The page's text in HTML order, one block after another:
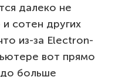
далеко не
сотен других
из-за Electron-
вот прямо
больше